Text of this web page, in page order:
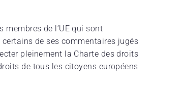
membres de l’UE qui sont
de ses commentaires jugés
pleinement la Charte des droits
de tous les citoyens européens